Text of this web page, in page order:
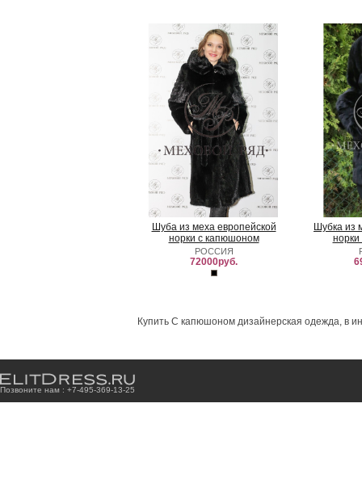
Шуба из меха европейской
норки с капюшоном
РОССИЯ
72000руб.
Шубка из
Купить С капюшоном дизайнерская одежда, в
Позвоните нам : +7-495-369-13-25